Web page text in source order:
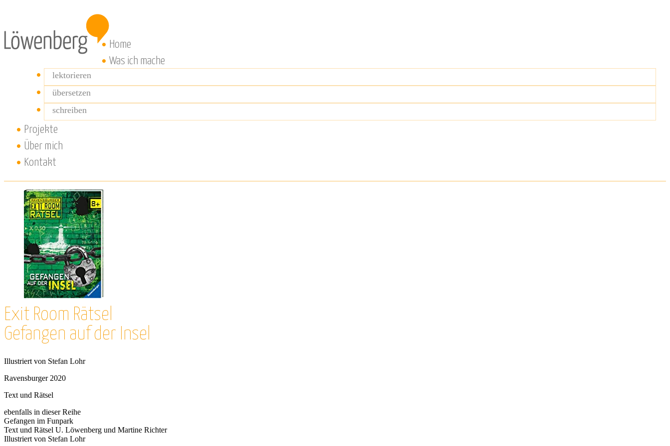
Home
Was ich mache
lektorieren
übersetzen
schreiben
Projekte
Über mich
Kontakt
Exit Room Rätsel
Gefangen auf der Insel
Illustriert von Stefan Lohr
Ravensburger 2020
Text und Rätsel
ebenfalls in dieser Reihe
Gefangen im Funpark
Text und Rätsel U. Löwenberg und Martine Richter
Illustriert von Stefan Lohr